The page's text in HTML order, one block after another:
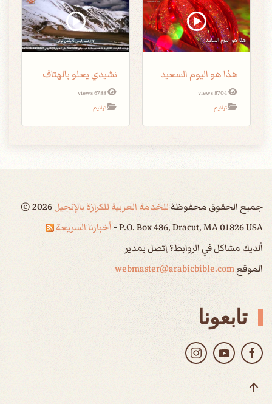
هذا هو اليوم السعيد
8704 views
ترانيم
نشيدي يعلو بالهتاف
6788 views
ترانيم
جميع الحقوق محفوظةللخدمة العربية للكرازة بالإنجيل ©2026
P.O. Box 486, Dracut, MA 01826 USA - أخبارنا السريعة
ألديك مشاكل في الروابط؟ إتصل بمدير
الموقعwebmaster@arabicbible.com
تابعونا